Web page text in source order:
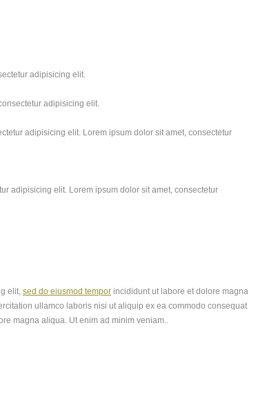
adipisicing elit.
adipisicing elit.
adipisicing elit. Lorem ipsum dolor sit amet, consectetur
adipisicing elit. Lorem ipsum dolor sit amet, consectetur
elit, sed do eiusmod tempor incididunt ut labore et dolore magna
ullamco laboris nisi ut aliquip ex ea commodo consequat
magna aliqua. Ut enim ad minim veniam..